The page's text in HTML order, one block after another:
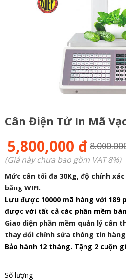
Cân Điện Tử In Mã
5,800,000 đ
(Giá này chưa bao gồm VAT 8%)
Mức cân tối đa 30Kg, độ chính
bằng WIFI.
Lưu được 10000 mã hàng với 189
được với tất cả các phần mềm
Giao diện phần mềm quản lý cân
thay đổi chỉnh sửa thông tin
Bảo hành 12 tháng. Tặng 2 cuộn
Số lượng